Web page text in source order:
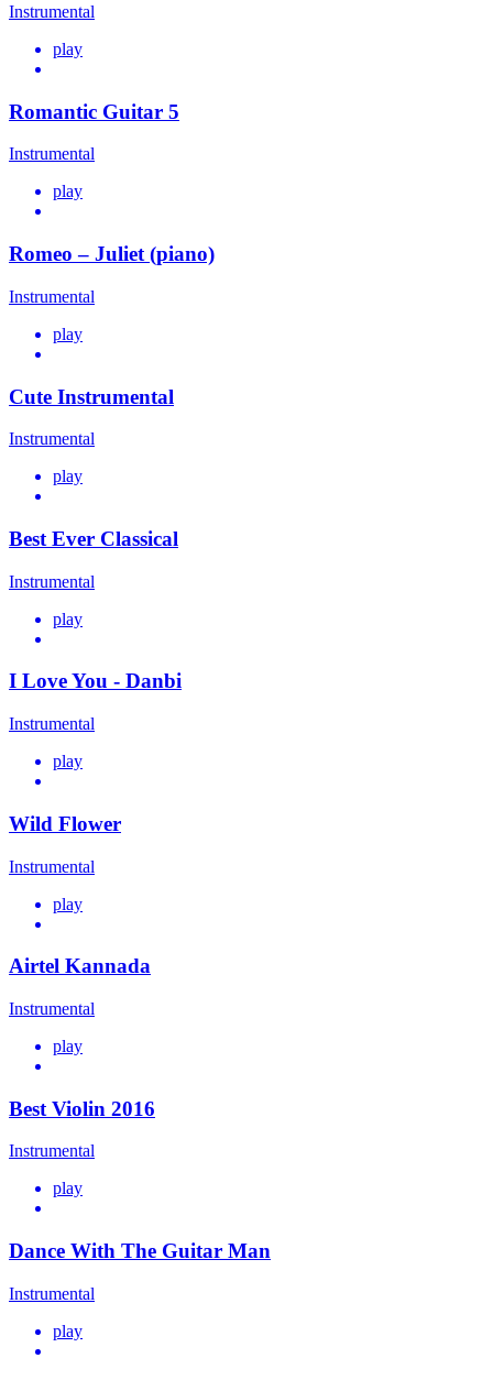
Instrumental
play
Romantic Guitar 5
Instrumental
play
Romeo – Juliet (piano)
Instrumental
play
Cute Instrumental
Instrumental
play
Best Ever Classical
Instrumental
play
I Love You - Danbi
Instrumental
play
Wild Flower
Instrumental
play
Airtel Kannada
Instrumental
play
Best Violin 2016
Instrumental
play
Dance With The Guitar Man
Instrumental
play